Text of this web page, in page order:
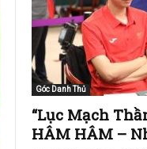
Góc Danh Thủ
“Lục Mạch
HÂM HÂM –